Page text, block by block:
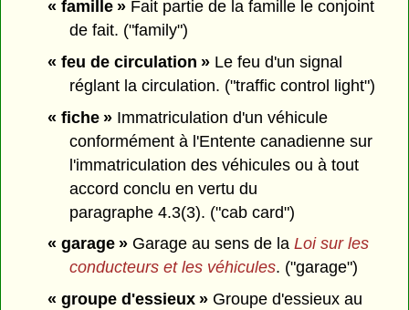
« famille »Fait partie de la famille le conjoint
de fait. ("family")
« feu de circulation »Le feu d'un signal
réglant la circulation. ("traffic control light")
« fiche »Immatriculation d'un véhicule
conformément à l'Entente canadienne sur
l'immatriculation des véhicules ou à tout
accord conclu en vertu du
paragraphe 4.3(3). ("cab card")
« garage »Garage au sens de la Loi sur les
conducteurs et les véhicules. ("garage")
« groupe d'essieux »Groupe d'essieux au